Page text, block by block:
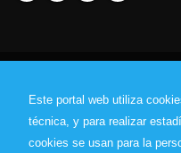
Este portal web utiliza
técnica, y para realizar
cookies se usan para la